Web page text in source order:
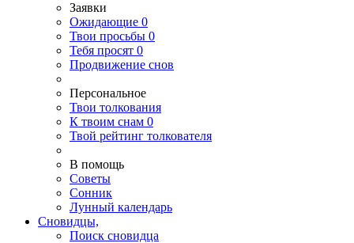
Заявки
Ожидающие 0
Твои просьбы 0
Тебя просят 0
Продвижение снов
Персональное
Твои толкования
К твоим снам 0
Твой рейтинг толкователя
В помощь
Советы
Сонник
Лунный календарь
Сновидцы,
Поиск сновидца